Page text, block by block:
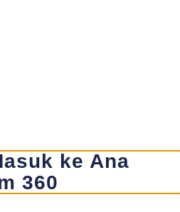
ke Ana
360